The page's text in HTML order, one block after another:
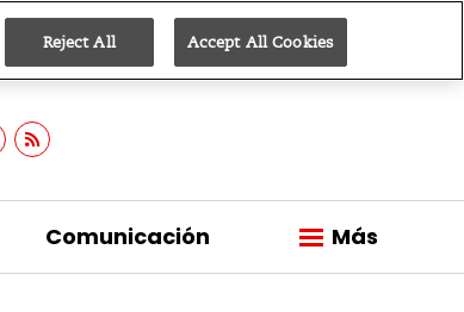
Comunicación Más
Reject All Accept All Cookies